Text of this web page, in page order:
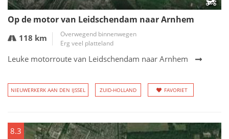
Op de motor van Leidschendam naar Arnhem
118 km
Overwegend binnenwegen
Erg veel platteland
Leuke motorroute van Leidschendam naar Arnhem
NIEUWERKERK AAN DEN IJSSEL ZUID-HOLLAND FAVORIET
8.3